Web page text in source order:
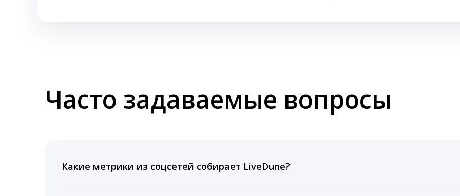
Часто задаваемые вопросы
Какие метрики из соцсетей собирает LiveDune?